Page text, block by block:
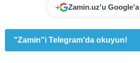
+ Zamin.uz'u
"Zamin"i Telegram'da okuyun!